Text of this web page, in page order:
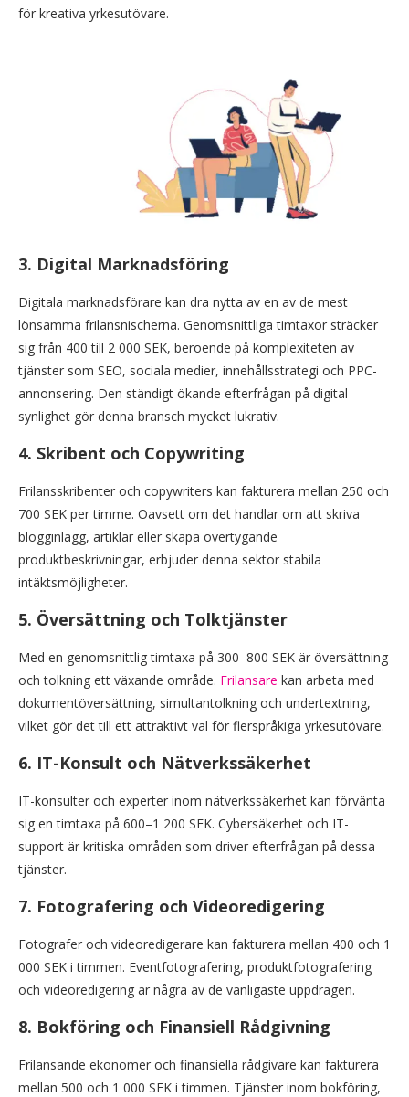
för kreativa yrkesutövare.
3. Digital Marknadsföring
Digitala marknadsförare kan dra nytta av en av de mest
lönsamma frilansnischerna. Genomsnittliga timtaxor sträcker
sig från 400 till 2 000 SEK, beroende på komplexiteten av
tjänster som SEO, sociala medier, innehållsstrategi och PPC-
annonsering. Den ständigt ökande efterfrågan på digital
synlighet gör denna bransch mycket lukrativ.
4. Skribent och Copywriting
Frilansskribenter och copywriters kan fakturera mellan 250 och
700 SEK per timme. Oavsett om det handlar om att skriva
blogginlägg, artiklar eller skapa övertygande
produktbeskrivningar, erbjuder denna sektor stabila
intäktsmöjligheter.
5. Översättning och Tolktjänster
Med en genomsnittlig timtaxa på 300–800 SEK är översättning
och tolkning ett växande område. Frilansare kan arbeta med
dokumentöversättning, simultantolkning och undertextning,
vilket gör det till ett attraktivt val för flerspråkiga yrkesutövare.
6. IT-Konsult och Nätverkssäkerhet
IT-konsulter och experter inom nätverkssäkerhet kan förvänta
sig en timtaxa på 600–1 200 SEK. Cybersäkerhet och IT-
support är kritiska områden som driver efterfrågan på dessa
tjänster.
7. Fotografering och Videoredigering
Fotografer och videoredigerare kan fakturera mellan 400 och 1
000 SEK i timmen. Eventfotografering, produktfotografering
och videoredigering är några av de vanligaste uppdragen.
8. Bokföring och Finansiell Rådgivning
Frilansande ekonomer och finansiella rådgivare kan fakturera
mellan 500 och 1 000 SEK i timmen. Tjänster inom bokföring,